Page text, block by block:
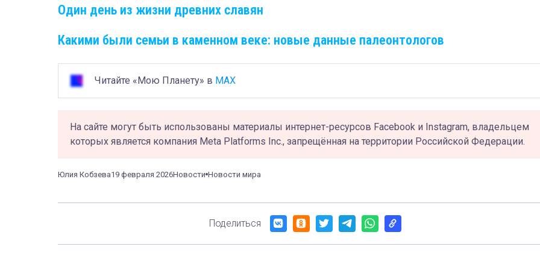
Один день из жизни древних славян
Какими были семьи в каменном веке: новые данные палеонтологов
Читайте «Мою Планету» в MAX
На сайте могут быть использованы материалы интернет-ресурсов Facebook и Instagram, владельцем
которых является компания Meta Platforms Inc., запрещённая на территории Российской Федерации.
Юлия Кобзева19 февраля 2026Новости Новости мира
Поделиться